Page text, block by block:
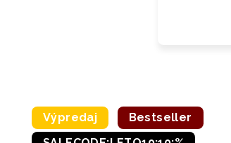
Výpredaj
Bestseller